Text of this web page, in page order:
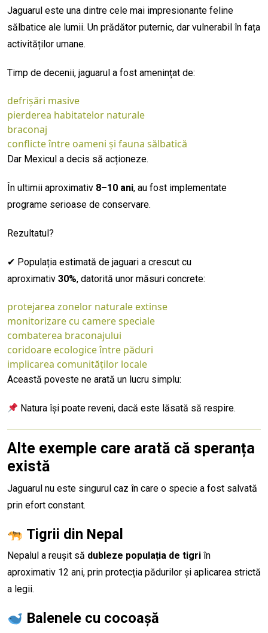
Jaguarul este una dintre cele mai impresionante feline
sălbatice ale lumii. Un prădător puternic, dar vulnerabil în fața
activităților umane.
Timp de decenii, jaguarul a fost amenințat de:
defrișări masive
pierderea habitatelor naturale
braconaj
conflicte între oameni și fauna sălbatică
Dar Mexicul a decis să acționeze.
În ultimii aproximativ 8–10 ani, au fost implementate
programe serioase de conservare.
Rezultatul?
✔ Populația estimată de jaguari a crescut cu
aproximativ 30%, datorită unor măsuri concrete:
protejarea zonelor naturale extinse
monitorizare cu camere speciale
combaterea braconajului
coridoare ecologice între păduri
implicarea comunităților locale
Această poveste ne arată un lucru simplu:
Natura își poate reveni, dacă este lăsată să respire.
Alte exemple care arată că speranța
există
Jaguarul nu este singurul caz în care o specie a fost salvată
prin efort constant.
Tigrii din Nepal
Nepalul a reușit să dubleze populația de tigri în
aproximativ 12 ani, prin protecția pădurilor și aplicarea strictă
a legii.
Balenele cu cocoașă